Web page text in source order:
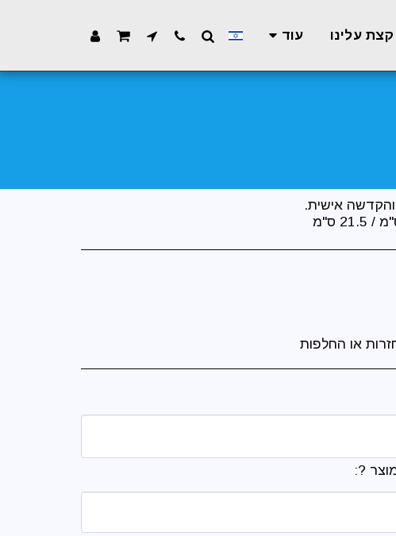
קצת עלינו עוד
או החלפות
?: